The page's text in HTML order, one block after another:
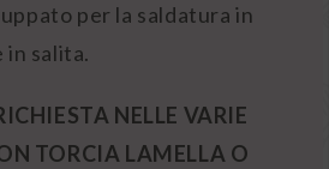
per la saldatura in
salita.
NELLE VARIE
TORCIA LAMELLA O